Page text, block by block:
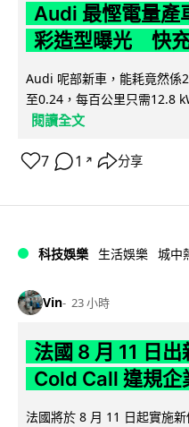
Audi 最慳電量
彩造型曝光 快
Audi 呢部新車，能耗竟然係
至0.24，每百公里只需12.8
閱讀全文
7 1 ↗ 分享
科技娛樂 生活娛樂 城中
Vin 23 小時
法國 8 月 11 日
Cold Call 違規
法國將於 8 月 11 日起實施